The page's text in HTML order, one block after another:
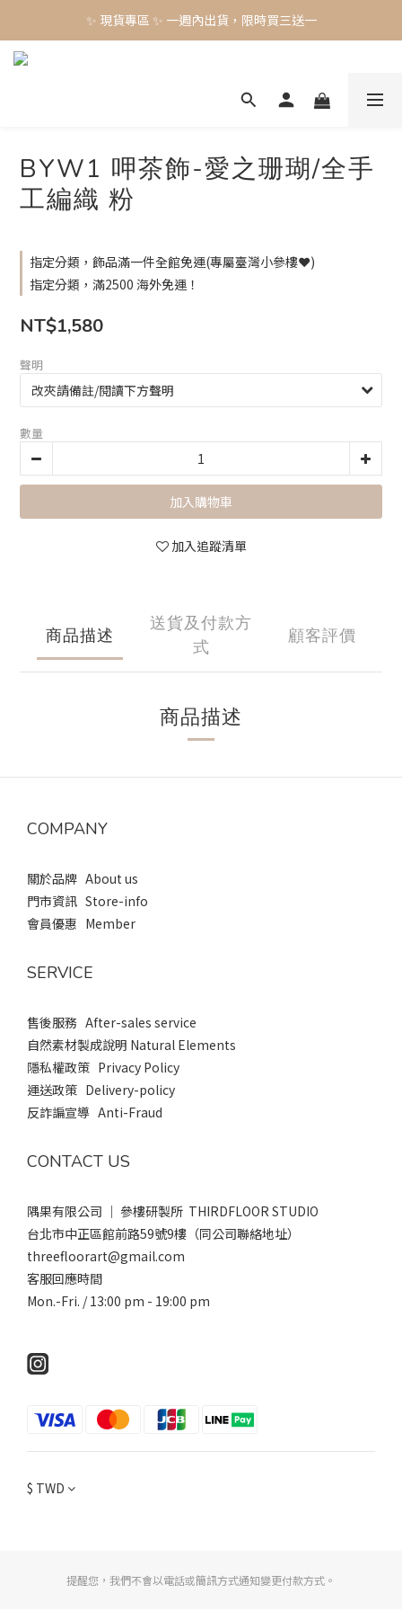
✨ 現貨專區 ✨ 一週內出貨，限時買三送一
✨ 現貨專區 ✨ 一週內出貨，限時買三送一
✨ 現貨專區 ✨ 一週內出貨，限時買三送一
BYW1 呷茶飾-愛之珊瑚/全手
工編織 粉
指定分類，飾品滿一件全館免運(專屬臺灣小參樓❤️)
指定分類，滿2500 海外免運！
NT$1,580
聲明
數量
加入購物車
加入追蹤清單
商品描述
送貨及付款方
式
顧客評價
商品描述
COMPANY
關於品牌 About us
門市資訊 Store-info
會員優惠 Member
SERVICE
售後服務 After-sales service
自然素材製成說明 Natural Elements
隱私權政策 Privacy Policy
運送政策 Delivery-policy
反詐諞宣導 Anti-Fraud
CONTACT US
隅果有限公司 ｜ 參樓研製所 THIRDFLOOR STUDIO
台北市中正區館前路59號9樓（同公司聯絡地址）
threefloorart@gmail.com
客服回應時間
Mon.-Fri. / 13:00 pm - 19:00 pm
$ TWD
提醒您，我們不會以電話或簡訊方式通知變更付款方式。